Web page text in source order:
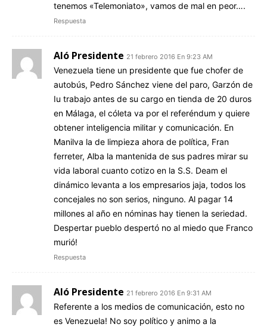
tenemos «Telemoniato», vamos de mal en peor….
Respuesta
Aló Presidente 21 febrero 2016 En 9:23 AM
Venezuela tiene un presidente que fue chofer de
autobús, Pedro Sánchez viene del paro, Garzón de
Iu trabajo antes de su cargo en tienda de 20 duros
en Málaga, el cóleta va por el referéndum y quiere
obtener inteligencia militar y comunicación. En
Manilva la de limpieza ahora de política, Fran
ferreter, Alba la mantenida de sus padres mirar su
vida laboral cuanto cotizo en la S.S. Deam el
dinámico levanta a los empresarios jaja, todos los
concejales no son serios, ninguno. Al pagar 14
millones al año en nóminas hay tienen la seriedad.
Despertar pueblo despertó no al miedo que Franco
murió!
Respuesta
Aló Presidente 21 febrero 2016 En 9:31 AM
Referente a los medios de comunicación, esto no
es Venezuela! No soy político y animo a la